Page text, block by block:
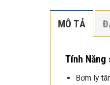
MÔ TẢ
Tính Năng
Bơm ly